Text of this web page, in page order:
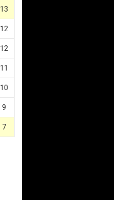
13
12
12
11
10
9
7